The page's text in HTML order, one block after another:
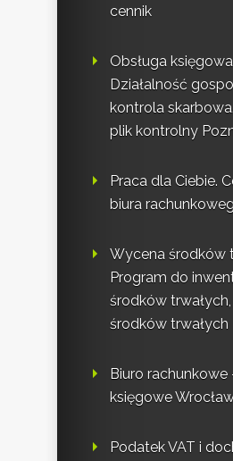
cennik
Obsługa
Działalność
kontrola
plik kontrolny
Praca dla Ciebie.
biura
Wycena środków
Program do
środków
środków trwałych
Biuro rachunkowe
księgowe
Podatek VAT i